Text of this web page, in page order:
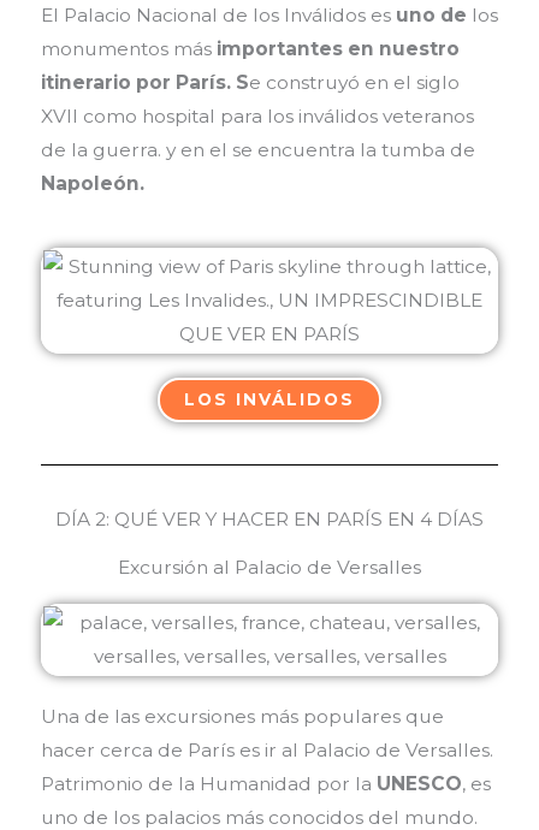
El Palacio Nacional de los Inválidos es uno de los
monumentos másimportantes en nuestro
itinerario por París. Se construyó en el siglo
XVII como hospital para los inválidos veteranos
de la guerra. y en el se encuentra la tumba de
Napoleón.
LOS INVÁLIDOS
DÍA 2: QUÉ VER Y HACER EN PARÍS EN 4 DÍAS
Excursión al Palacio de Versalles
Una de las excursiones más populares que
hacer cerca de París es ir al Palacio de Versalles.
Patrimonio de la Humanidad por la UNESCO, es
uno de los palacios más conocidos del mundo.